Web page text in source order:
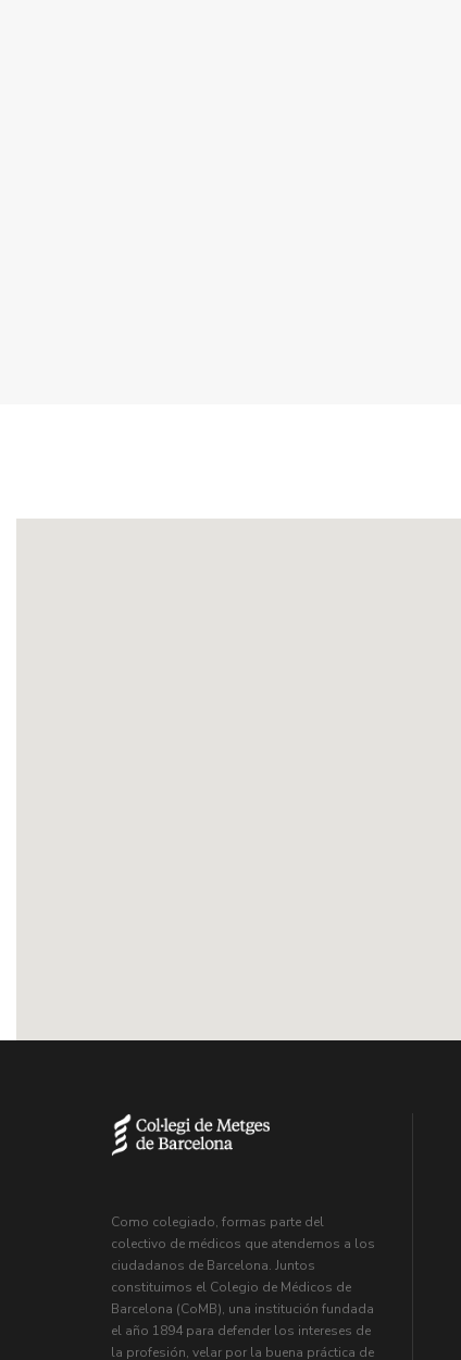
Como colegiado, formas parte del
colectivo de médicos que atendemos a los
ciudadanos de Barcelona. Juntos
constituimos el Colegio de Médicos de
Barcelona (CoMB), una institución fundada
el año 1894 para defender los intereses de
la profesión, velar por la buena práctica de